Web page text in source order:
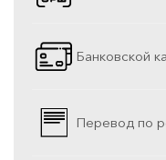
Банковской
Перевод по